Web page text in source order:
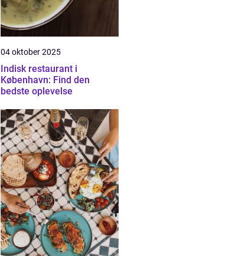
04 oktober 2025
Indisk restaurant i
København: Find den
bedste oplevelse